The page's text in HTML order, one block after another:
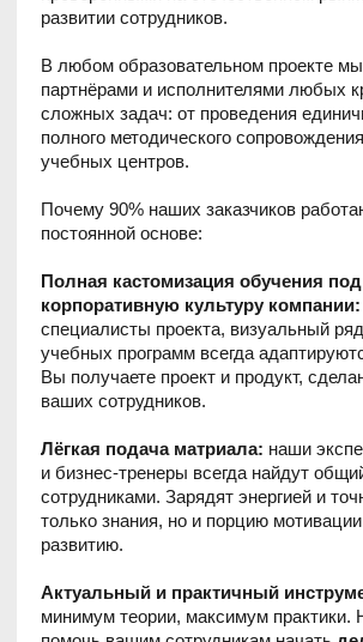
Почему 90% наших заказчиков работают с нами на
Полная кастомизация обучения под специфику и
корпоративную культуру компании:все кейсы,
специалисты проекта, визуальный ряди наполнение
учебных программ всегда адаптируются под заказчика.
Вы получаете проект и продукт, сделанный только для
ваших сотрудников.
и бизнес-тренеры всегда найдут общий язык с вашими
сотрудниками. Зарядят энергией и точно подарят не
Актуальный и практичный инструментарий:
минимум теории, максимум практики. Наша задача –
помочь вашим сотрудникам начатьделатьпо-новому, а
не просто усвоить новые знания.